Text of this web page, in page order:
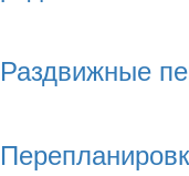
Раздвижные